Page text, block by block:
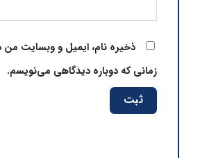
ذخیره نام، ایمیل و وبسایت من در
زمانی که دوباره دیدگاهی می‌نویسم.